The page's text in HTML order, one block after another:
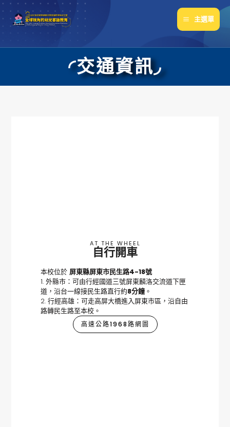
跳
至
主選單
◜交通資訊◞
AT THE WHEEL
自行開車
本校位於 屏東縣屏東市民生路4-18號
1. 外縣市：可由行經國道三號屏東麟洛交流道下匣
道，沿台一線接民生路直行約8分鐘。
2. 行經高雄：可走高屏大橋進入屏東市區，沿自由
路轉民生路至本校。
高速公路1968路網圖